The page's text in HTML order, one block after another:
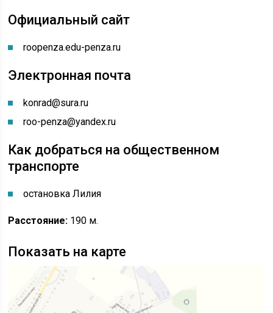
Официальный сайт
roopenza.edu-penza.ru
Электронная почта
konrad@sura.ru
roo-penza@yandex.ru
Как добраться на общественном
транспорте
остановка Лилия
Расстояние: 190 м.
Показать на карте